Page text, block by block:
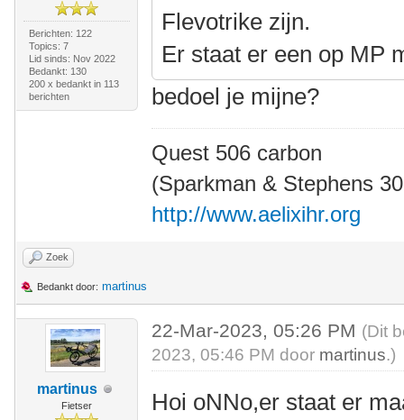
Berichten: 122
Topics: 7
Lid sinds: Nov 2022
Bedankt: 130
200 x bedankt in 113
berichten
Flevotrike zijn.
Er staat er een op MP
bedoel je mijne?
Quest 506 carbon
(Sparkman & Stephens
http://www.aelixihr.org
Zoek
Bedankt door: martinus
martinus
Fietser
22-Mar-2023, 05:26 PM (Dit
2023, 05:46 PM door martinus.)
Hoi oNNo,er staat er